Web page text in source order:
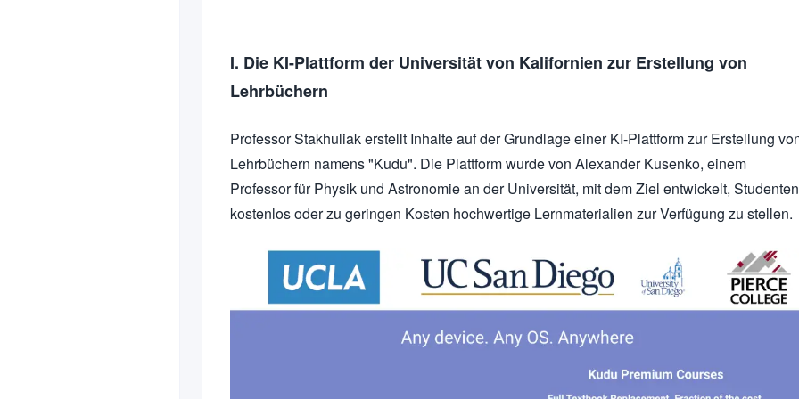
I. Die KI-Plattform der Universität von Kalifornien zur Erstellung von
Lehrbüchern
Professor Stakhuliak erstellt Inhalte auf der Grundlage einer KI-Plattform zur Erstellung
Lehrbüchern namens "Kudu". Die Plattform wurde von Alexander Kusenko, einem
Professor für Physik und Astronomie an der Universität, mit dem Ziel entwickelt, Studenten
kostenlos oder zu geringen Kosten hochwertige Lernmaterialien zur Verfügung zu stellen.